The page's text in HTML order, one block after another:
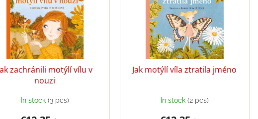
zachránili motýlí vílu v
nouzi
In stock (3 pcs)
Jak motýlí víla ztratila jméno
In stock (2 pcs)